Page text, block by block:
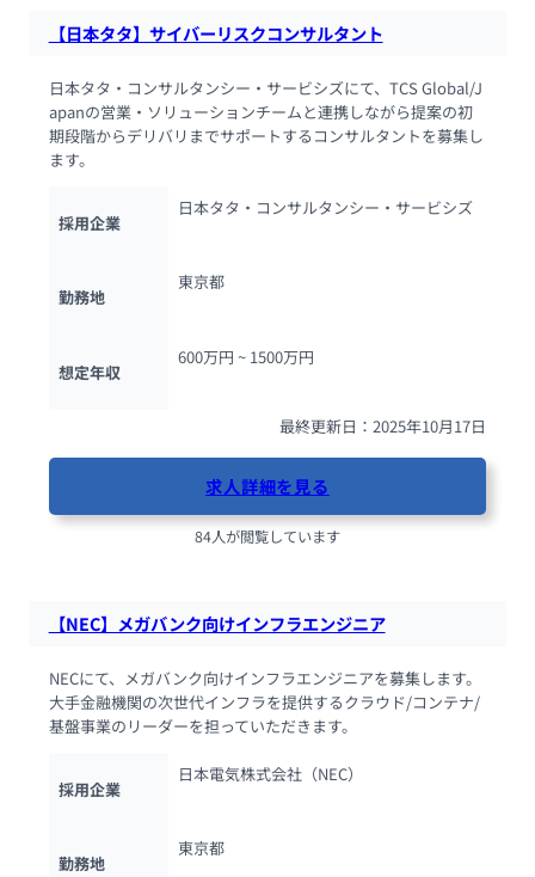
【日本タタ】サイバーリスクコンサルタント
日本タタ・コンサルタンシー・サービシズにて、TCS Global/J
apanの営業・ソリューションチームと連携しながら提案の初
期段階からデリバリまでサポートするコンサルタントを募集し
ます。
採用企業
日本タタ・コンサルタンシー・サービシズ
勤務地
東京都
想定年収
600万円 ~ 1500万円
最終更新日：2025年10月17日
求人詳細を見る
84人が閲覧しています
【NEC】メガバンク向けインフラエンジニア
NECにて、メガバンク向けインフラエンジニアを募集します。
大手金融機関の次世代インフラを提供するクラウド/コンテナ/
基盤事業のリーダーを担っていただきます。
採用企業
日本電気株式会社（NEC）
勤務地
東京都